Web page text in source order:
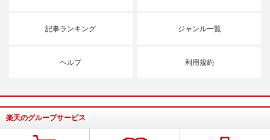
記事ランキング ジャンル一覧
ヘルプ 利用規約
楽天のグループサービス